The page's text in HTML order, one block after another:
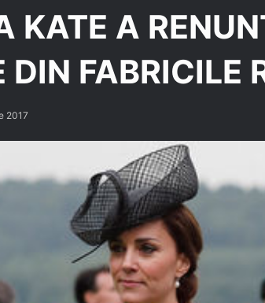
KATE A
DIN FABRICILE
2017